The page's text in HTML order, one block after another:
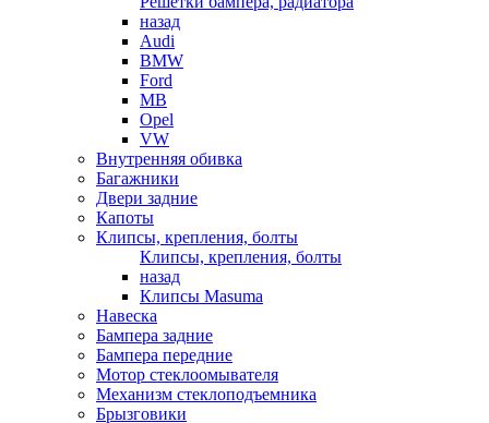
назад
Audi
BMW
Ford
MB
Opel
VW
Внутренняя обивка
Багажники
Двери задние
Капоты
Клипсы, крепления, болты
Клипсы, крепления, болты
назад
Клипсы Masuma
Навеска
Бампера задние
Бампера передние
Мотор стеклоомывателя
Механизм стеклоподъемника
Брызговики